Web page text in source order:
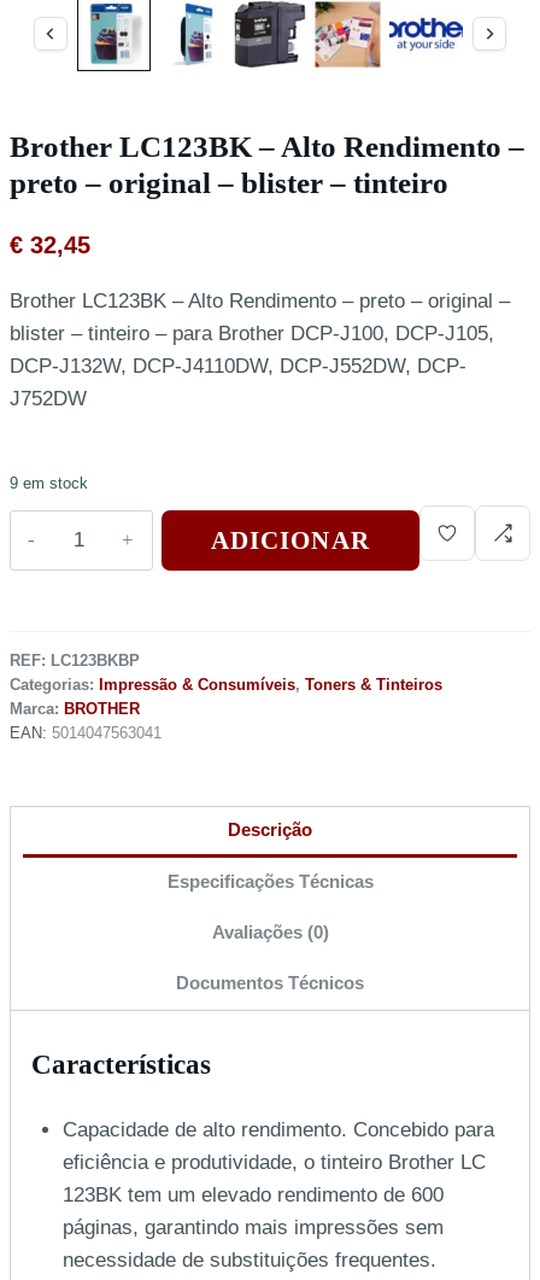
Brother LC123BK – Alto Rendimento –
preto – original – blister – tinteiro
€ 32,45
Brother LC123BK – Alto Rendimento – preto – original –
blister – tinteiro – para Brother DCP-J100, DCP-J105,
DCP-J132W, DCP-J4110DW, DCP-J552DW, DCP-
J752DW
9 em stock
ADICIONAR
REF: LC123BKBP
Categorias: Impressão & Consumíveis, Toners & Tinteiros
Marca: BROTHER
EAN: 5014047563041
Descrição
Especificações Técnicas
Avaliações (0)
Documentos Técnicos
Características
Capacidade de alto rendimento. Concebido para
eficiência e produtividade, o tinteiro Brother LC
123BK tem um elevado rendimento de 600
páginas, garantindo mais impressões sem
necessidade de substituições frequentes.